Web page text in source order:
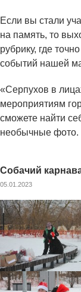
Если вы стали
на память, то
рубрику, где
событий нашей
«Серпухов в
мероприятиям
сможете найти
необычные фото.
Собачий
05.01.2023